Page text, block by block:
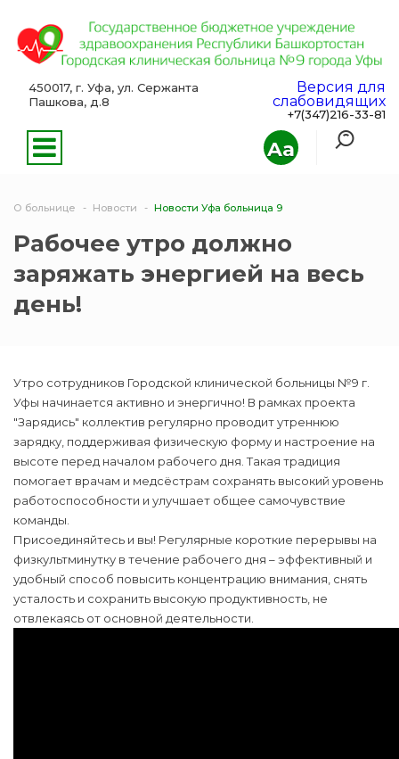
Aa
450017, г. Уфа, ул. Сержанта
Пашкова, д.8
Версия для
слабовидящих
+7(347)216-33-81
О больнице Новости Новости Уфа больница 9
Рабочее утро должно
заряжать энергией на весь
день!
Утро сотрудников Городской клинической больницы №9 г.
Уфы начинается активно и энергично! В рамках проекта
"Зарядись" коллектив регулярно проводит утреннюю
зарядку, поддерживая физическую форму и настроение на
высоте перед началом рабочего дня. Такая традиция
помогает врачам и медсёстрам сохранять высокий уровень
работоспособности и улучшает общее самочувствие
команды.
Присоединяйтесь и вы! Регулярные короткие перерывы на
физкультминутку в течение рабочего дня – эффективный и
удобный способ повысить концентрацию внимания, снять
усталость и сохранить высокую продуктивность, не
отвлекаясь от основной деятельности.